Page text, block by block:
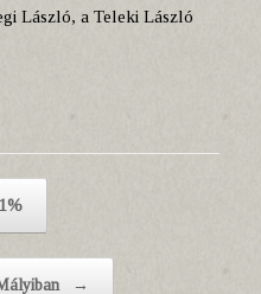
László, a Teleki László
1%
→